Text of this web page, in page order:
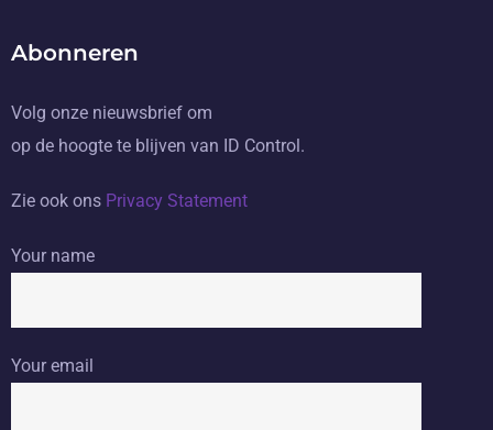
Abonneren
Volg onze nieuwsbrief om
op de hoogte te blijven van ID Control.
Zie ook ons Privacy Statement
Your name
Your email